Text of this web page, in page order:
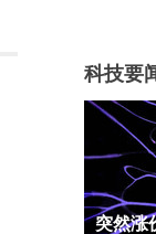
科技要
突然涨